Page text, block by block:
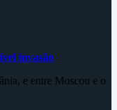
invasão
e entre Moscou e o